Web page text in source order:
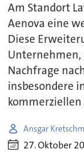
Am Standort
Aenova eine
Diese
Nachfrage
insbesondere
kommerziellen
Ansgar
27. Oktober